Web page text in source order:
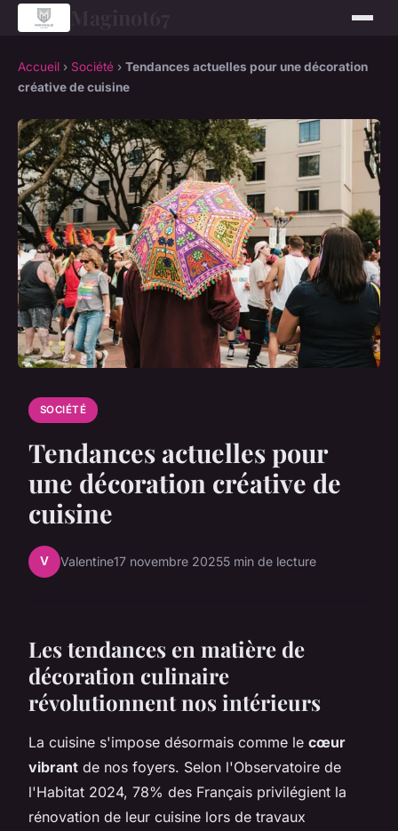
Accueil › Société › Tendances actuelles pour une décoration
créative de cuisine
SOCIÉTÉ
Tendances actuelles pour
une décoration créative de
cuisine
V Valentine17 novembre 20255 min de lecture
Les tendances en matière de
décoration culinaire
révolutionnent nos intérieurs
La cuisine s'impose désormais comme le cœur
vibrant de nos foyers. Selon l'Observatoire de
l'Habitat 2024, 78% des Français privilégient la
rénovation de leur cuisine lors de travaux